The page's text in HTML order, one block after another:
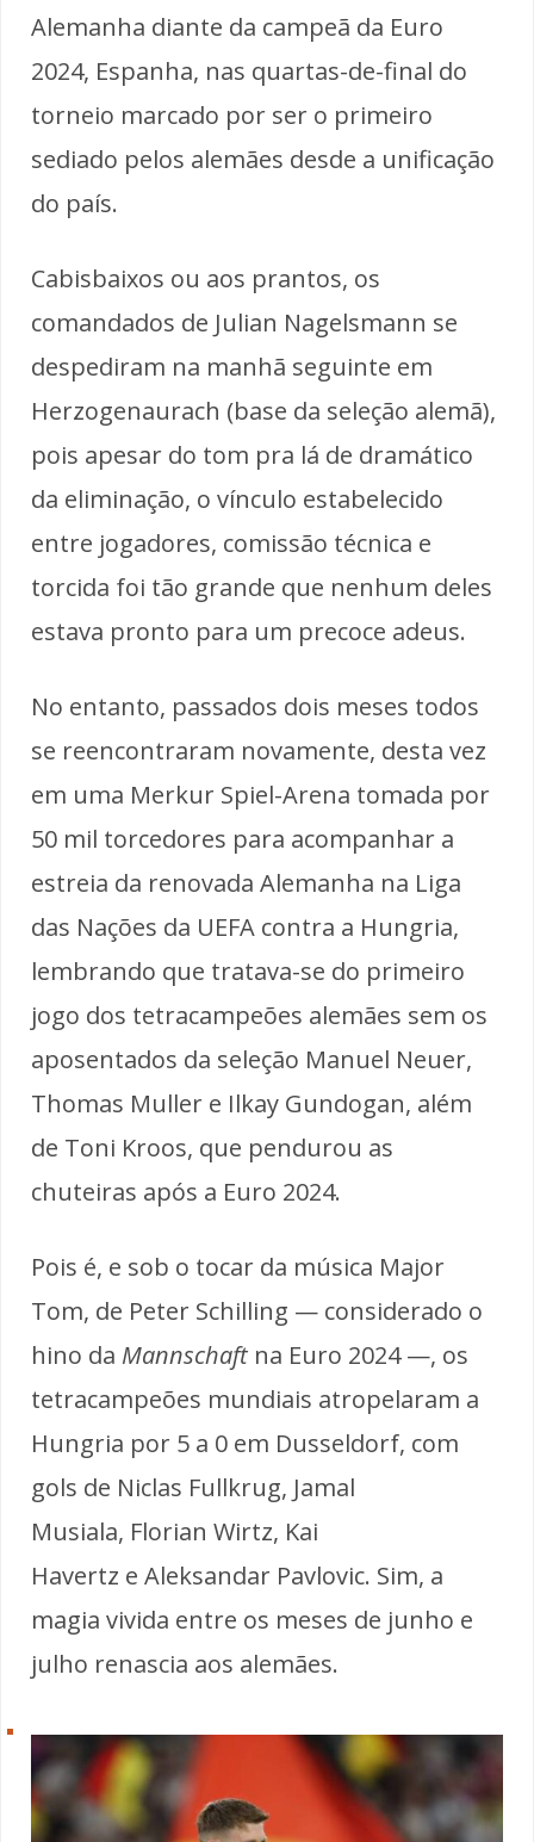
Alemanha diante da campeã da Euro
2024, Espanha, nas quartas-de-final do
torneio marcado por ser o primeiro
sediado pelos alemães desde a unificação
do país.
Cabisbaixos ou aos prantos, os
comandados de Julian Nagelsmann se
despediram na manhã seguinte em
Herzogenaurach (base da seleção alemã),
pois apesar do tom pra lá de dramático
da eliminação, o vínculo estabelecido
entre jogadores, comissão técnica e
torcida foi tão grande que nenhum deles
estava pronto para um precoce adeus.
No entanto, passados dois meses todos
se reencontraram novamente, desta vez
em uma Merkur Spiel-Arena tomada por
50 mil torcedores para acompanhar a
estreia da renovada Alemanha na Liga
das Nações da UEFA contra a Hungria,
lembrando que tratava-se do primeiro
jogo dos tetracampeões alemães sem os
aposentados da seleção Manuel Neuer,
Thomas Muller e Ilkay Gundogan, além
de Toni Kroos, que pendurou as
chuteiras após a Euro 2024.
Pois é, e sob o tocar da música Major
Tom, de Peter Schilling — considerado o
hino da Mannschaft na Euro 2024 —, os
tetracampeões mundiais atropelaram a
Hungria por 5 a 0 em Dusseldorf, com
gols de Niclas Fullkrug, Jamal
Musiala, Florian Wirtz, Kai
Havertz e Aleksandar Pavlovic. Sim, a
magia vivida entre os meses de junho e
julho renascia aos alemães.